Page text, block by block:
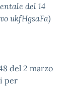
del 14
ukfHgsaFa)
del 2 marzo
per